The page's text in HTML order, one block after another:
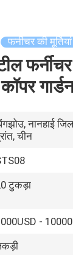
फर्नीचर की मूर्तियां
फर्नीचर
गार्डन
नानहाई
चीन
टुकड़ा
-